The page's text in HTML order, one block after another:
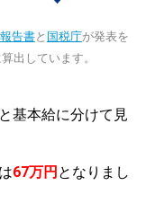
告書と 国税庁が発表を
出しています。
基本給に分けて見
67万円 となりまし